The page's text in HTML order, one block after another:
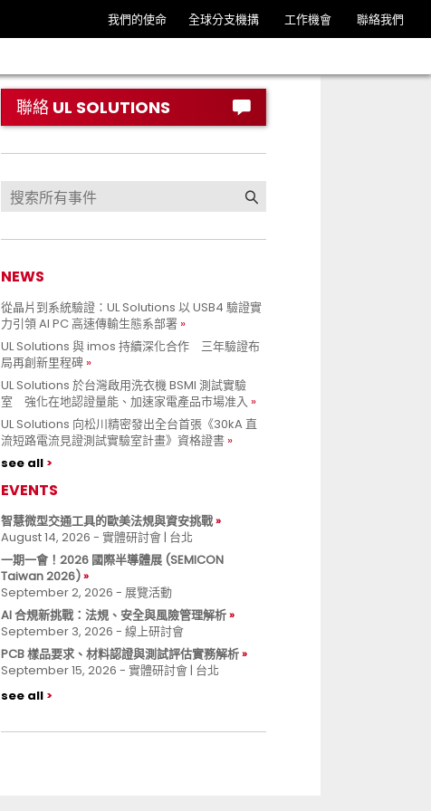
我們的使命 全球分支機搆 工作機會 聯絡我們
聯絡 UL SOLUTIONS
NEWS
從晶片到系統驗證：UL Solutions 以 USB4 驗證實
力引領 AI PC 高速傳輸生態系部署
UL Solutions 與 imos 持續深化合作 三年驗證布
局再創新里程碑
UL Solutions 於台灣啟用洗衣機 BSMI 測試實驗
室 強化在地認證量能、加速家電產品市場准入
UL Solutions 向松川精密發出全台首張《30kA 直
流短路電流見證測試實驗室計畫》資格證書
see all
EVENTS
智慧微型交通工具的歐美法規與資安挑戰
August 14, 2026 - 實體研討會 | 台北
一期一會！2026 國際半導體展 (SEMICON
Taiwan 2026)
September 2, 2026 - 展覽活動
AI 合規新挑戰：法規、安全與風險管理解析
September 3, 2026 - 線上研討會
PCB 樣品要求、材料認證與測試評估實務解析
September 15, 2026 - 實體研討會 | 台北
see all